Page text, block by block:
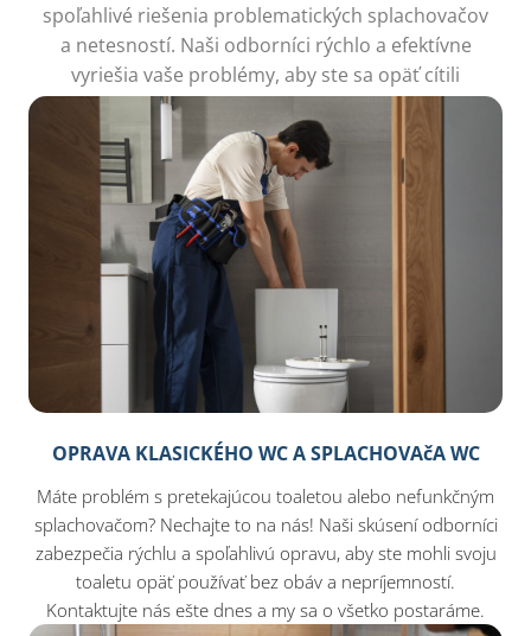
spoľahlivé riešenia problematických splachovačov
a netesností. Naši odborníci rýchlo a efektívne
vyriešia vaše problémy, aby ste sa opäť cítili
komfortne.
OPRAVA KLASICKÉHO WC A SPLACHOVAčA WC
Máte problém s pretekajúcou toaletou alebo nefunkčným
splachovačom? Nechajte to na nás! Naši skúsení odborníci
zabezpečia rýchlu a spoľahlivú opravu, aby ste mohli svoju
toaletu opäť používať bez obáv a nepríjemností.
Kontaktujte nás ešte dnes a my sa o všetko postaráme.